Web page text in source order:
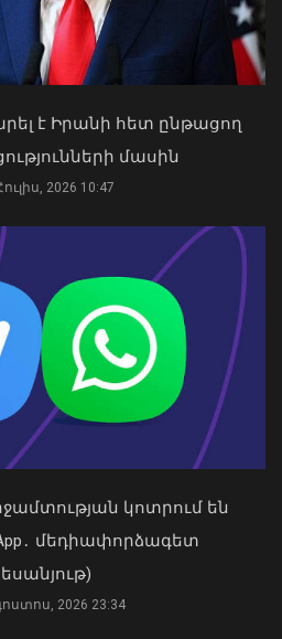
ոլորտից
է
փախած եք ման
է Իրանի հետ ընթացող
մասին
2026 10:47
կոտրում են
մեդիափորձագետ
2026 23:34